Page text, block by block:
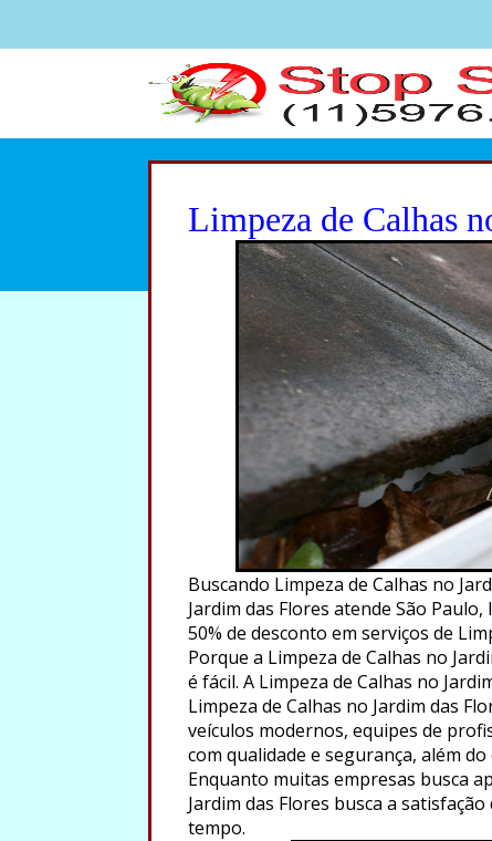
Limpeza de Calhas
Buscando Limpeza de Calhas no
Jardim das Flores atende São
50% de desconto em serviços de
Porque a Limpeza de Calhas no
é fácil. A Limpeza de Calhas no
Limpeza de Calhas no Jardim das
veículos modernos, equipes de
com qualidade e segurança, além
Enquanto muitas empresas busca
Jardim das Flores busca a
tempo.